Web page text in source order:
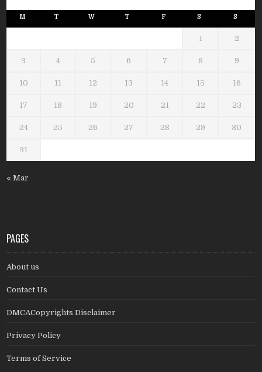
M T W T F S S
1 2
3 4 5 6 7 8 9
10 11 12 13 14 15 16
17 18 19 20 21 22 23
24 25 26 27 28 29 30
31
« Mar
PAGES
About us
Contact Us
DMCACopyrights Disclaimer
Privacy Policy
Terms of Service